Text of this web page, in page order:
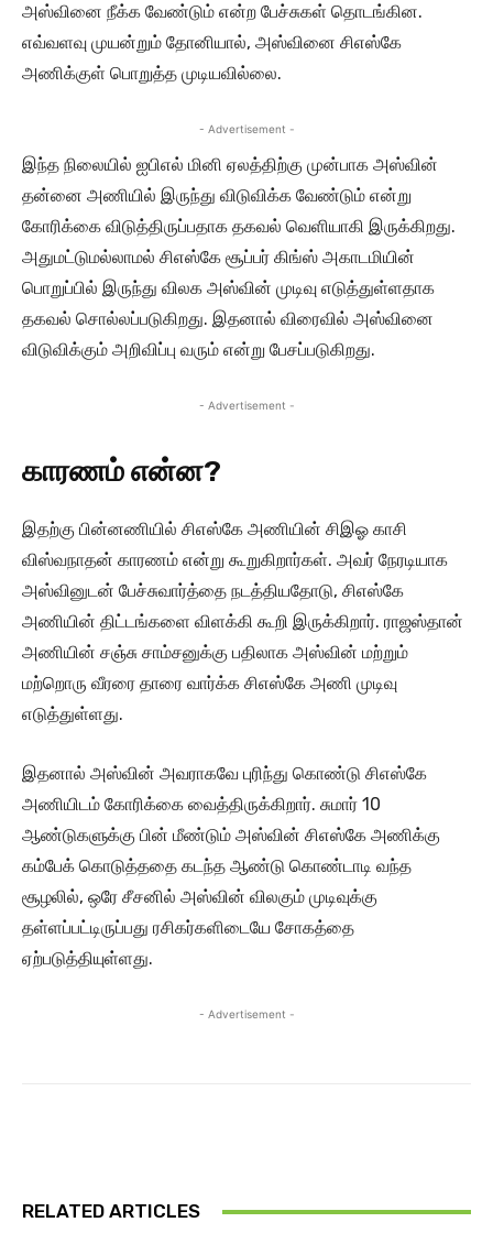
அஸ்வினை நீக்க வேண்டும் என்ற பேச்சுகள் தொடங்கின.
எவ்வளவு முயன்றும் தோனியால், அஸ்வினை சிஎஸ்கே
அணிக்குள் பொறுத்த முடியவில்லை.
- Advertisement -
இந்த நிலையில் ஐபிஎல் மினி ஏலத்திற்கு முன்பாக அஸ்வின்
தன்னை அணியில் இருந்து விடுவிக்க வேண்டும் என்று
கோரிக்கை விடுத்திருப்பதாக தகவல் வெளியாகி இருக்கிறது.
அதுமட்டுமல்லாமல் சிஎஸ்கே சூப்பர் கிங்ஸ் அகாடமியின்
பொறுப்பில் இருந்து விலக அஸ்வின் முடிவு எடுத்துள்ளதாக
தகவல் சொல்லப்படுகிறது. இதனால் விரைவில் அஸ்வினை
விடுவிக்கும் அறிவிப்பு வரும் என்று பேசப்படுகிறது.
- Advertisement -
காரணம் என்ன?
இதற்கு பின்னணியில் சிஎஸ்கே அணியின் சிஇஓ காசி
விஸ்வநாதன் காரணம் என்று கூறுகிறார்கள். அவர் நேரடியாக
அஸ்வினுடன் பேச்சுவார்த்தை நடத்தியதோடு, சிஎஸ்கே
அணியின் திட்டங்களை விளக்கி கூறி இருக்கிறார். ராஜஸ்தான்
அணியின் சஞ்சு சாம்சனுக்கு பதிலாக அஸ்வின் மற்றும்
மற்றொரு வீரரை தாரை வார்க்க சிஎஸ்கே அணி முடிவு
எடுத்துள்ளது.
இதனால் அஸ்வின் அவராகவே புரிந்து கொண்டு சிஎஸ்கே
அணியிடம் கோரிக்கை வைத்திருக்கிறார். சுமார் 10
ஆண்டுகளுக்கு பின் மீண்டும் அஸ்வின் சிஎஸ்கே அணிக்கு
கம்பேக் கொடுத்ததை கடந்த ஆண்டு கொண்டாடி வந்த
சூழலில், ஒரே சீசனில் அஸ்வின் விலகும் முடிவுக்கு
தள்ளப்பட்டிருப்பது ரசிகர்களிடையே சோகத்தை
ஏற்படுத்தியுள்ளது.
- Advertisement -
RELATED ARTICLES